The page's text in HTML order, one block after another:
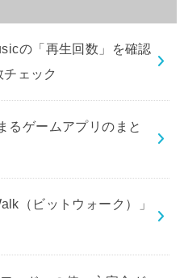
の「再生回数」を確認
ェック
るゲームアプリのまと
（ビットウォーク）」